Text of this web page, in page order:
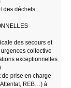
des déchets
des secours et
collective
exceptionnelles
prise en charge
REB…) à